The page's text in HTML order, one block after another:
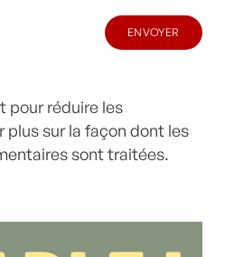
pour réduire les
plus sur la façon dont les
sont traitées.